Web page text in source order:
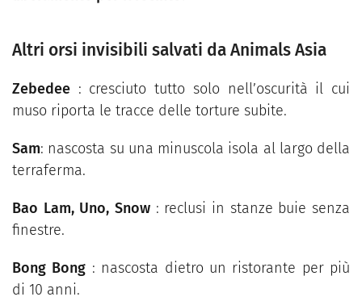
Altri orsi invisibili salvati da Animals Asia
Zebedee : cresciuto tutto solo nell’oscurità il cui
muso riporta le tracce delle torture subite.
Sam: nascosta su una minuscola isola al largo della
terraferma.
Bao Lam, Uno, Snow : reclusi in stanze buie senza
finestre.
Bong Bong : nascosta dietro un ristorante per più
di 10 anni.